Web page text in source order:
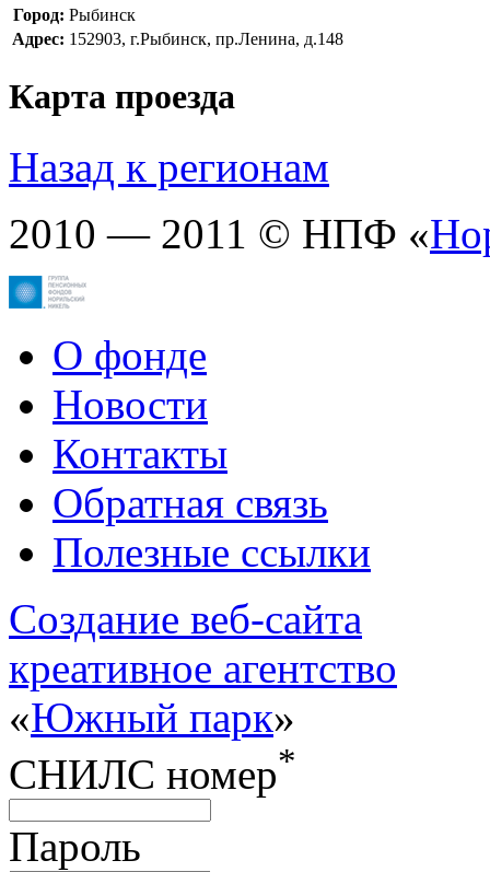
Город: Рыбинск
Адрес: 152903, г.Рыбинск, пр.Ленина, д.148
Карта проезда
Назад к регионам
2010 — 2011 © НПФ «
О фонде
Новости
Контакты
Обратная связь
Полезные ссылки
Cоздание веб-сайта
креативное агентство
«Южный парк»
СНИЛС номер*
Пароль